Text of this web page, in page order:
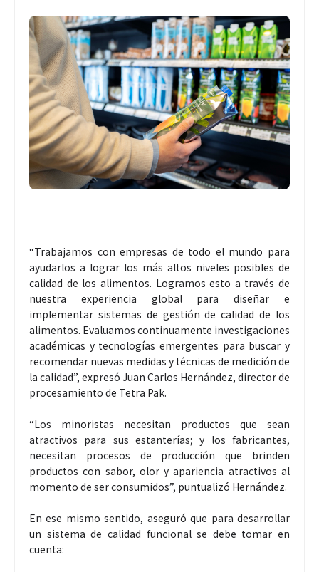
“Trabajamos con empresas de todo el mundo para
ayudarlos a lograr los más altos niveles posibles de
calidad de los alimentos. Logramos esto a través de
nuestra experiencia global para diseñar e
implementar sistemas de gestión de calidad de los
alimentos. Evaluamos continuamente investigaciones
académicas y tecnologías emergentes para buscar y
recomendar nuevas medidas y técnicas de medición de
la calidad”, expresó Juan Carlos Hernández, director de
procesamiento de Tetra Pak.
“Los minoristas necesitan productos que sean
atractivos para sus estanterías; y los fabricantes,
necesitan procesos de producción que brinden
productos con sabor, olor y apariencia atractivos al
momento de ser consumidos”, puntualizó Hernández.
En ese mismo sentido, aseguró que para desarrollar
un sistema de calidad funcional se debe tomar en
cuenta: